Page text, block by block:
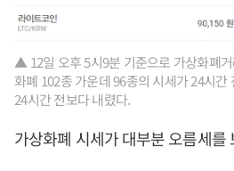
▲ 12일 오후 5시9분 기준으로 가상화폐
화폐 102종 가운데 96종의 시세가 24시간
24시간 전보다 내렸다.
가상화폐 시세가 대부분 오름세를